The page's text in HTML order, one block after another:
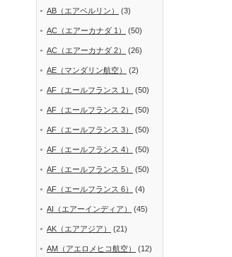
AB（エアベルリン） (3)
AC（エアーカナダ 1） (50)
AC（エアーカナダ 2） (26)
AE（マンダリン航空） (2)
AF（エールフランス 1） (50)
AF（エールフランス 2） (50)
AF（エールフランス 3） (50)
AF（エールフランス 4） (50)
AF（エールフランス 5） (50)
AF（エールフランス 6） (4)
AI（エアーインディア） (45)
AK（エアアジア） (21)
AM（アエロメヒコ航空） (12)